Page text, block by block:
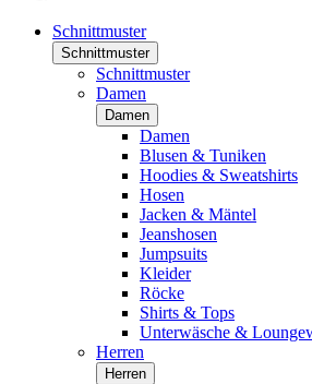
Schnittmuster
Schnittmuster
Schnittmuster
Damen
Damen
Damen
Blusen & Tuniken
Hoodies & Sweatshirts
Hosen
Jacken & Mäntel
Jeanshosen
Jumpsuits
Kleider
Röcke
Shirts & Tops
Unterwäsche &
Herren
Herren